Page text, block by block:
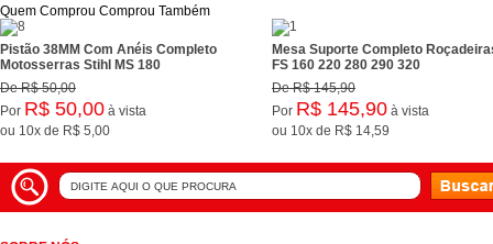
Quem Comprou Comprou Também
Pistão 38MM Com Anéis Completo
Motosserras Stihl MS 180
DeR$ 50,00
Por R$ 50,00 à vista
ou 10x de R$ 5,00
Mesa Suporte Completo
FS 160 220 280 290 320
DeR$ 145,90
Por R$ 145,90 à vista
ou 10x de R$ 14,59